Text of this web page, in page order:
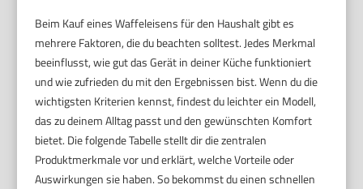
Beim Kauf eines Waffeleisens für den Haushalt gibt es
mehrere Faktoren, die du beachten solltest. Jedes Merkmal
beeinflusst, wie gut das Gerät in deiner Küche funktioniert
und wie zufrieden du mit den Ergebnissen bist. Wenn du die
wichtigsten Kriterien kennst, findest du leichter ein Modell,
das zu deinem Alltag passt und den gewünschten Komfort
bietet. Die folgende Tabelle stellt dir die zentralen
Produktmerkmale vor und erklärt, welche Vorteile oder
Auswirkungen sie haben. So bekommst du einen schnellen